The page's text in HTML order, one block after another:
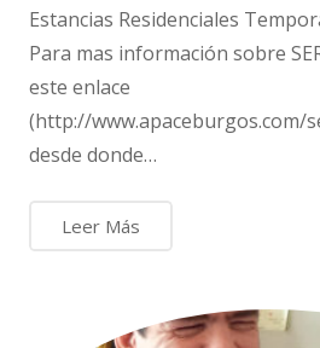
Estancias Residenciales
Para mas información sobre
este enlace
(http://www.apaceburgos.com/
desde donde…
Leer Más